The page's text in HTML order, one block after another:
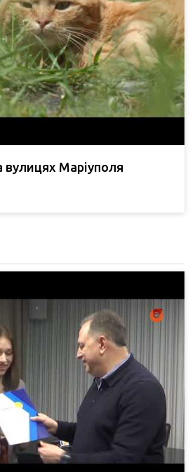
вулицях Маріуполя